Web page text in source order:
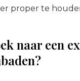
proper te
naar een